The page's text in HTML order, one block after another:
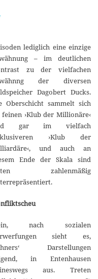
i
0
1
7
lediglich eine einzige
– im deutlichen
zu der vielfachen
der diversen
Dagobert Ducks.
Oberschicht sammelt sich
›Klub der Millionäre‹
gar im vielfach
›Klub der
und auch an
Ende der Skala sind
zahlenmäßig
nach sozialen
sieht es,
Darstellungen
in Entenhausen
aus. Treten